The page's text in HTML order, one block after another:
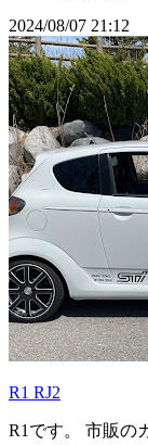
2024/08/07 21:12
R1 RJ2
R1です。 市販の